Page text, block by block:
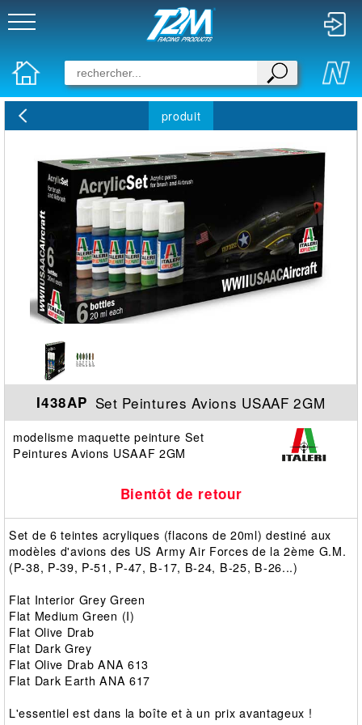
produit
I438AP Set Peintures Avions USAAF 2GM
modelisme maquette peinture Set
Peintures Avions USAAF 2GM
Bientôt de retour
Set de 6 teintes acryliques (flacons de 20ml) destiné aux
modèles d'avions des US Army Air Forces de la 2ème G.M.
(P-38, P-39, P-51, P-47, B-17, B-24, B-25, B-26...)
Flat Interior Grey Green
Flat Medium Green (I)
Flat Olive Drab
Flat Dark Grey
Flat Olive Drab ANA 613
Flat Dark Earth ANA 617
L'essentiel est dans la boîte et à un prix avantageux !